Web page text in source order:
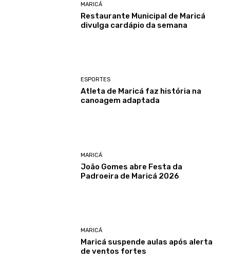
MARICÁ
Restaurante Municipal de Maricá
divulga cardápio da semana
ESPORTES
Atleta de Maricá faz história na
canoagem adaptada
MARICÁ
João Gomes abre Festa da
Padroeira de Maricá 2026
MARICÁ
Maricá suspende aulas após alerta
de ventos fortes